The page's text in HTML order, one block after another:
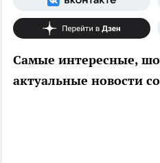
Самые интересные,
актуальные новости